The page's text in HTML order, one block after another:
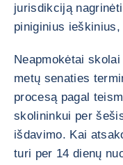
jurisdikciją
piniginius
Neapmokėtai
metų senaties
procesą pagal
skolininkui per
išdavimo. Kai
turi per 14 dienų